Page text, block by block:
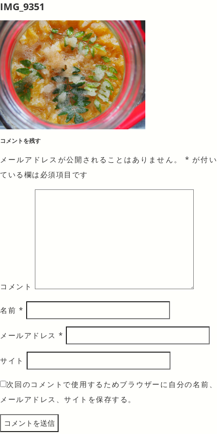
IMG_9351
コメントを残す
メールアドレスが公開されることはありません。 * が付い
ている欄は必須項目です
コメント
名前 *
メールアドレス *
サイト
次回のコメントで使用するためブラウザーに自分の名前、
メールアドレス、サイトを保存する。